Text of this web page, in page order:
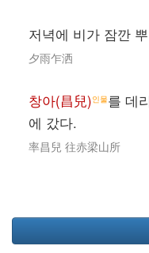
저녁에 비가 잠깐
夕雨乍洒
창아(昌兒)인물를 데
에 갔다.
率昌兒 往赤梁山所